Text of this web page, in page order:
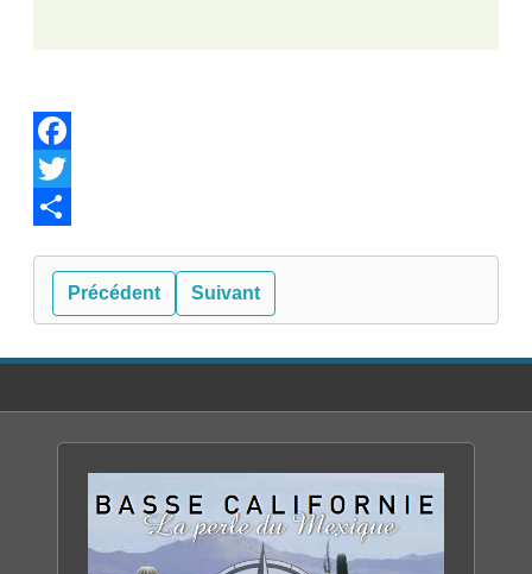
Facebook
Twitter
Précédent Suivant